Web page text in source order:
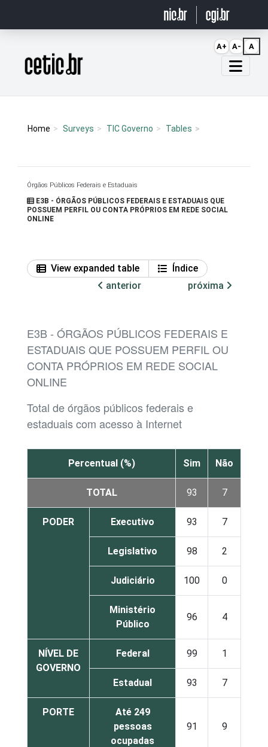
Página inicial
Home Surveys TIC Governo Tables
Órgãos Públicos Federais e Estaduais
E3B - ÓRGÃOS PÚBLICOS FEDERAIS E ESTADUAIS QUE
POSSUEM PERFIL OU CONTA PRÓPRIOS EM REDE SOCIAL
ONLINE
View expanded table
Índice
anterior
próxima
E3B - ÓRGÃOS PÚBLICOS FEDERAIS E
ESTADUAIS QUE POSSUEM PERFIL OU
CONTA PRÓPRIOS EM REDE SOCIAL
ONLINE
Total de órgãos públicos federais e
estaduais com acesso à Internet
Percentual (%) Sim Não
TOTAL 93 7
PODER Executivo 93 7
Legislativo 98 2
Judiciário 100 0
Ministério
Público
96 4
NÍVEL DE
GOVERNO
Federal 99 1
Estadual 93 7
PORTE
Até 249
pessoas
ocupadas
91 9
A+ A- A